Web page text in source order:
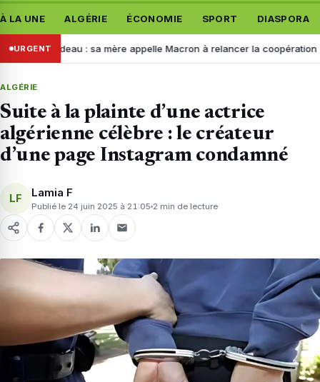
À LA UNE ALGÉRIE ÉCONOMIE SPORT DIASPORA
URGENT: sa mère appelle Macron à relancer la coopération avec
ALGÉRIE
Suite à la plainte d’une actrice
algérienne célèbre : le créateur
d’une page Instagram condamné
LF Lamia F
Publié le 24 juin 2025 à 21:05 2 min de lecture